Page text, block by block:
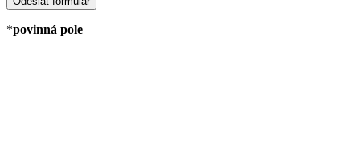
*povinná pole